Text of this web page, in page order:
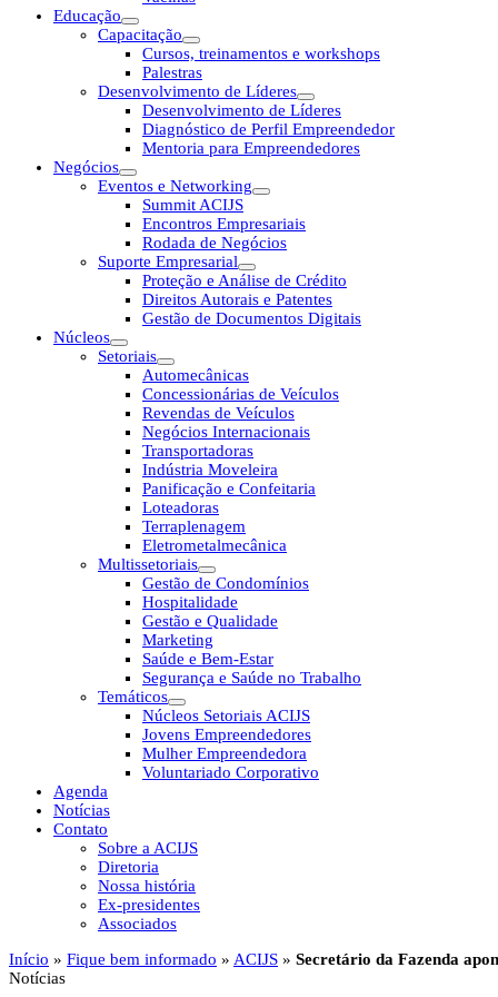
Educação
Capacitação
Cursos, treinamentos e workshops
Palestras
Desenvolvimento de Líderes
Desenvolvimento de Líderes
Diagnóstico de Perfil Empreendedor
Mentoria para Empreendedores
Negócios
Eventos e Networking
Summit ACIJS
Encontros Empresariais
Rodada de Negócios
Suporte Empresarial
Proteção e Análise de Crédito
Direitos Autorais e Patentes
Gestão de Documentos Digitais
Núcleos
Setoriais
Automecânicas
Concessionárias de Veículos
Revendas de Veículos
Negócios Internacionais
Transportadoras
Indústria Moveleira
Panificação e Confeitaria
Loteadoras
Terraplenagem
Eletrometalmecânica
Multissetoriais
Gestão de Condomínios
Hospitalidade
Gestão e Qualidade
Marketing
Saúde e Bem-Estar
Segurança e Saúde no Trabalho
Temáticos
Núcleos Setoriais ACIJS
Jovens Empreendedores
Mulher Empreendedora
Voluntariado Corporativo
Agenda
Notícias
Contato
Sobre a ACIJS
Diretoria
Nossa história
Ex-presidentes
Associados
Início » Fique bem informado » ACIJS » Secretário da Fazenda
Notícias